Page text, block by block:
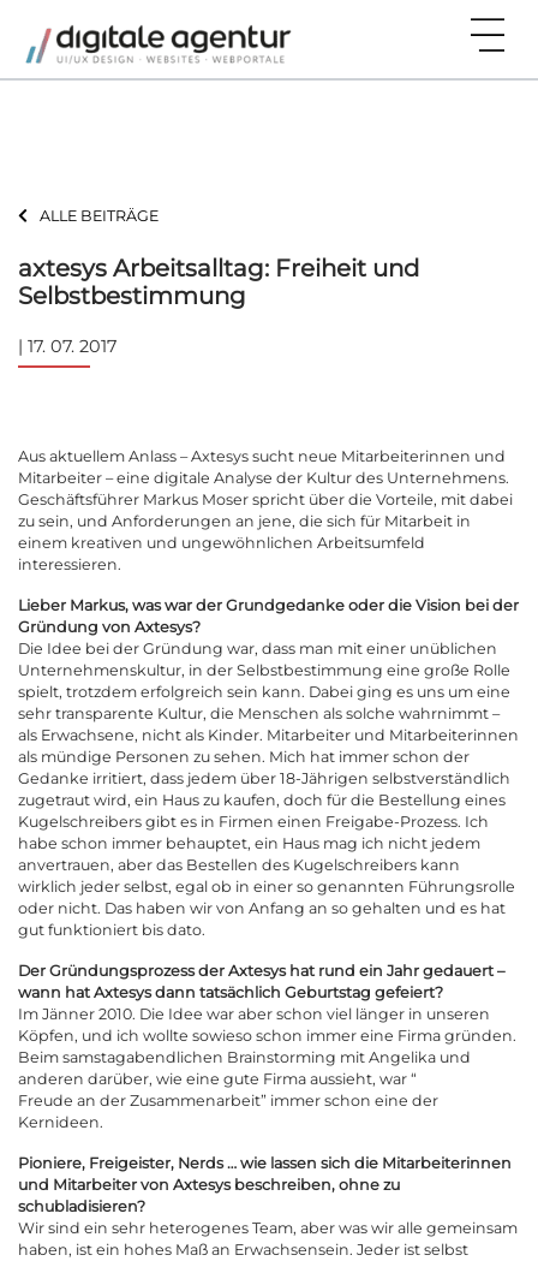
ALLE BEITRÄGE
axtesys Arbeitsalltag: Freiheit und
Selbstbestimmung
| 17. 07. 2017
Aus aktuellem Anlass – Axtesys sucht neue Mitarbeiterinnen und
Mitarbeiter – eine digitale Analyse der Kultur des Unternehmens.
Geschäftsführer Markus Moser spricht über die Vorteile, mit dabei
zu sein, und Anforderungen an jene, die sich für Mitarbeit in
einem kreativen und ungewöhnlichen Arbeitsumfeld
interessieren.
Lieber Markus, was war der Grundgedanke oder die Vision bei der
Gründung von Axtesys?
Die Idee bei der Gründung war, dass man mit einer unüblichen
Unternehmenskultur, in der Selbstbestimmung eine große Rolle
spielt, trotzdem erfolgreich sein kann. Dabei ging es uns um eine
sehr transparente Kultur, die Menschen als solche wahrnimmt –
als Erwachsene, nicht als Kinder. Mitarbeiter und Mitarbeiterinnen
als mündige Personen zu sehen. Mich hat immer schon der
Gedanke irritiert, dass jedem über 18-Jährigen selbstverständlich
zugetraut wird, ein Haus zu kaufen, doch für die Bestellung eines
Kugelschreibers gibt es in Firmen einen Freigabe-Prozess. Ich
habe schon immer behauptet, ein Haus mag ich nicht jedem
anvertrauen, aber das Bestellen des Kugelschreibers kann
wirklich jeder selbst, egal ob in einer so genannten Führungsrolle
oder nicht. Das haben wir von Anfang an so gehalten und es hat
gut funktioniert bis dato.
Der Gründungsprozess der Axtesys hat rund ein Jahr gedauert –
wann hat Axtesys dann tatsächlich Geburtstag gefeiert?
Im Jänner 2010. Die Idee war aber schon viel länger in unseren
Köpfen, und ich wollte sowieso schon immer eine Firma gründen.
Beim samstagabendlichen Brainstorming mit Angelika und
anderen darüber, wie eine gute Firma aussieht, war “
Freude an der Zusammenarbeit” immer schon eine der
Kernideen.
Pioniere, Freigeister, Nerds … wie lassen sich die Mitarbeiterinnen
und Mitarbeiter von Axtesys beschreiben, ohne zu
schubladisieren?
Wir sind ein sehr heterogenes Team, aber was wir alle gemeinsam
haben, ist ein hohes Maß an Erwachsensein. Jeder ist selbst